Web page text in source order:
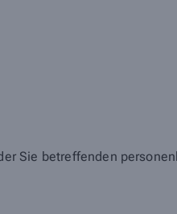
Sie betreffenden